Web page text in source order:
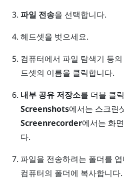
파일 전송을 선택합니다.
헤드셋을 벗으세요.
컴퓨터에서 파일 탐색기 등
드셋의 이름을 클릭합니다.
내부 공유 저장소를 더블 클
Screenshots에서는 스크린
Screenrecorder에서는 화
다.
파일을 전송하려는 폴더를
컴퓨터의 폴더에 복사합니다.